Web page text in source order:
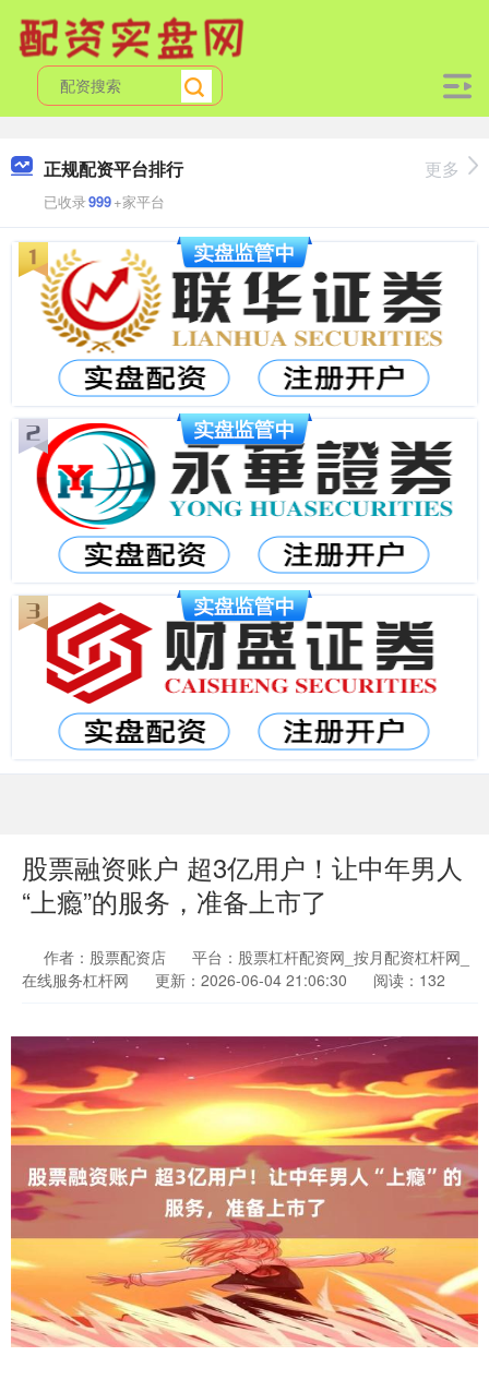
正规配资平台排行
已收录999+家平台
更多
股票融资账户 超3亿用户！让中年男人
“上瘾”的服务，准备上市了
作者：股票配资店
平台：股票杠杆配资网_按月配资杠杆网_
在线服务杠杆网
更新：2026-06-04 21:06:30 阅读：132